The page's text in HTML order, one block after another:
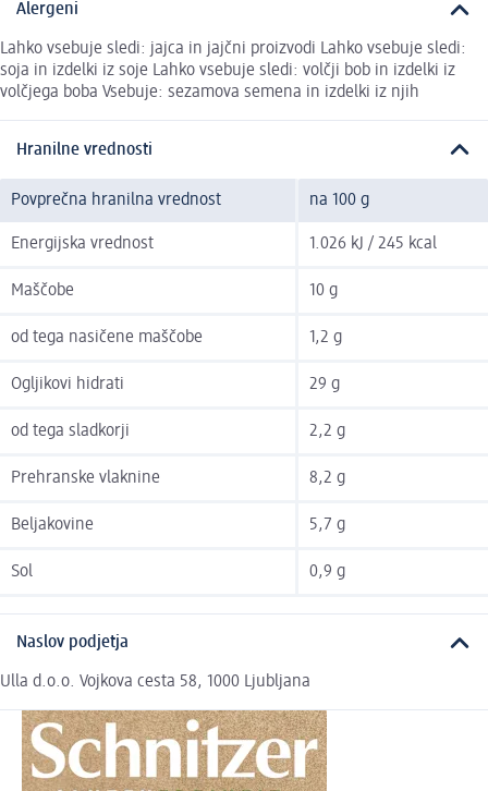
Alergeni
Lahko vsebuje sledi: jajca in jajčni proizvodi Lahko vsebuje sledi:
soja in izdelki iz soje Lahko vsebuje sledi: volčji bob in izdelki iz
volčjega boba Vsebuje: sezamova semena in izdelki iz njih
Hranilne vrednosti
Povprečna hranilna vrednost na 100 g
Energijska vrednost 1.026 kJ / 245 kcal
Maščobe 10 g
od tega nasičene maščobe 1,2 g
Ogljikovi hidrati 29 g
od tega sladkorji 2,2 g
Prehranske vlaknine 8,2 g
Beljakovine 5,7 g
Sol 0,9 g
Naslov podjetja
Ulla d.o.o. Vojkova cesta 58, 1000 Ljubljana